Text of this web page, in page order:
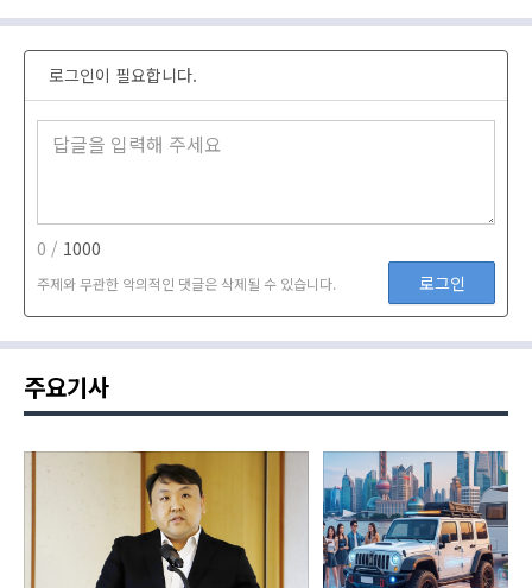
로그인이 필요합니다.
0 / 1000
주제와 무관한 악의적인 댓글은 삭제될 수 있습니다. 로그인
주요기사